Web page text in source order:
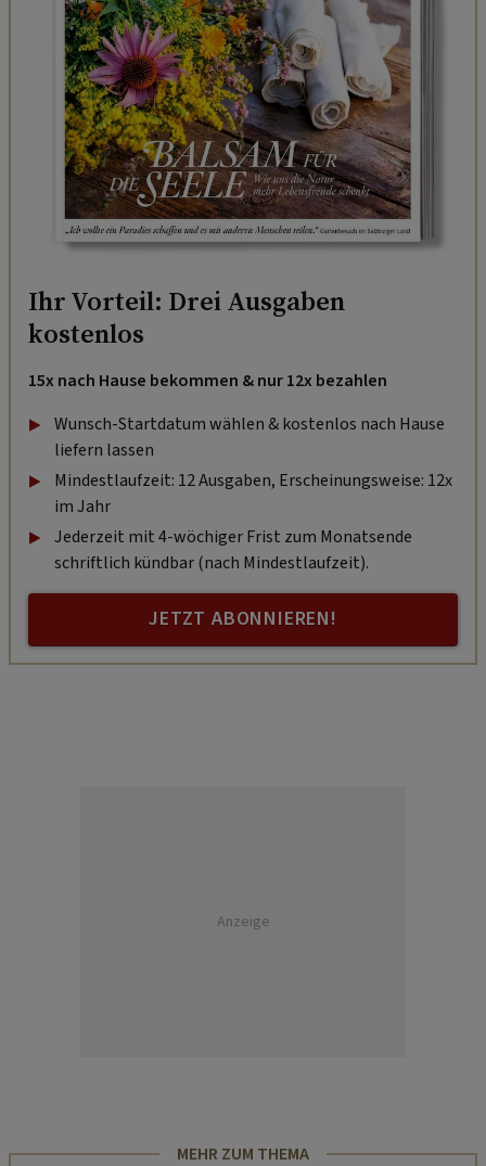
Ihr Vorteil: Drei Ausgaben
kostenlos
15x nach Hause bekommen & nur 12x bezahlen
Wunsch-Startdatum wählen & kostenlos nach Hause
liefern lassen
Mindestlaufzeit: 12 Ausgaben, Erscheinungsweise: 12x
im Jahr
Jederzeit mit 4-wöchiger Frist zum Monatsende
schriftlich kündbar (nach Mindestlaufzeit).
JETZT ABONNIEREN!
Anzeige
MEHR ZUM THEMA